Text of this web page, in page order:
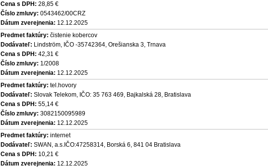
Cena s DPH: 28,85 €
Číslo zmluvy: 0543462/00CRZ
Dátum zverejnenia: 12.12.2025
Predmet faktúry: čistenie kobercov
Dodávateľ: Lindström, IČO -35742364, Orešianska 3, Trnava
Cena s DPH: 42,31 €
Číslo zmluvy: 1/2008
Dátum zverejnenia: 12.12.2025
Predmet faktúry: tel.hovory
Dodávateľ: Slovak Telekom, IČO: 35 763 469, Bajkalská 28, Bratislava
Cena s DPH: 55,14 €
Číslo zmluvy: 3082150095989
Dátum zverejnenia: 12.12.2025
Predmet faktúry: internet
Dodávateľ: SWAN, a.s.IČO:47258314, Borská 6, 841 04 Bratislava
Cena s DPH: 10,21 €
Dátum zverejnenia: 12.12.2025